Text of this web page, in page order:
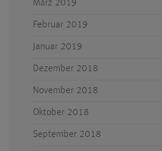
März 2019
Februar 2019
Januar 2019
Dezember 2018
November 2018
Oktober 2018
September 2018